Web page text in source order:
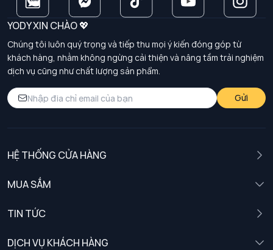
YODY XIN CHÀO 💖
Chúng tôi luôn quý trọng và tiếp thu mọi ý kiến đóng góp từ
khách hàng, nhằm không ngừng cải thiện và nâng tầm trải nghiệm
dịch vụ cũng như chất lượng sản phẩm.
Gửi
HỆ THỐNG CỬA HÀNG
MUA SẮM
TIN TỨC
DỊCH VỤ KHÁCH HÀNG